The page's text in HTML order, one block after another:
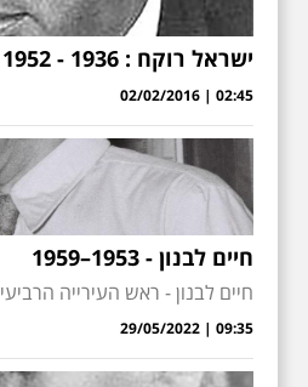
ישראל רוקח : 1936 - 1952
02:45 | 02/02/2016
חיים לבנון - 1953–1959
חיים לבנון - ראש העירייה הרביעי 1953–1959
09:35 | 29/05/2022